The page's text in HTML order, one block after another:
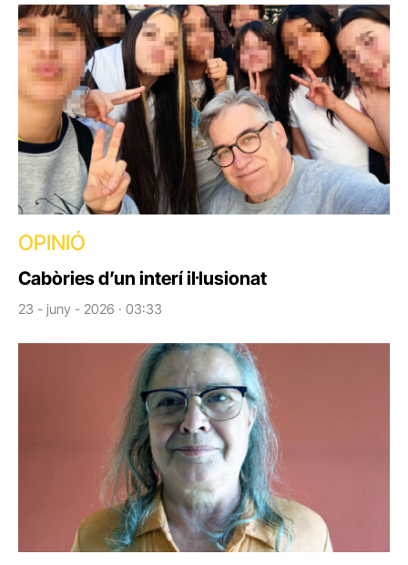
OPINIÓ
Cabòries d’un interí il·lusionat
23 - juny - 2026 · 03:33